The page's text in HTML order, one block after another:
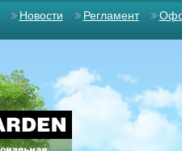
Новости Регламент